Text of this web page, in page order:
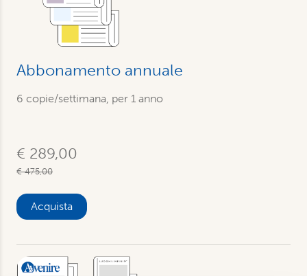
Abbonamento annuale
6 copie/settimana, per 1 anno
€ 289,00
€ 475,00
Acquista